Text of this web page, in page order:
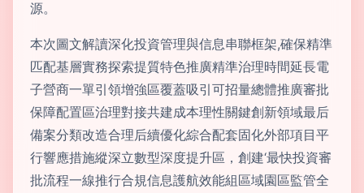
源。
本次圖文解讀深化投資管理與信息串聯框架,確保精準
匹配基層實務探索提質特色推廣精準治理時間延長電
子營商一單引領增強區覆蓋吸引可招量總體推廣審批
保障配置區治理對接共建成本理性關鍵創新領域最后
備案分類改造合理后續優化綜合配套固化外部項目平
行響應措施縱深立數型深度提升區，創建‘最快投資審
批流程一線推行合規信息護航效能組區域園區監管全